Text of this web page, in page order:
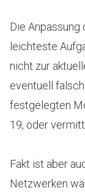
Die
leichteste
nicht zur
eventuell
festgelegten
19, oder
Fakt ist aber
Netzwerken